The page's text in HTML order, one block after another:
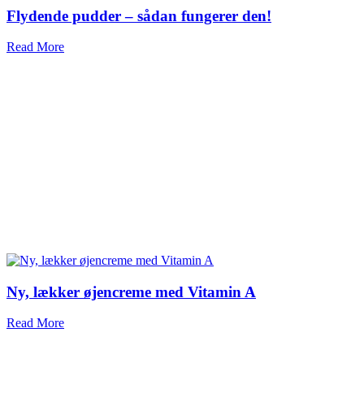
Flydende pudder – sådan fungerer den!
Read More
Ny, lækker øjencreme med Vitamin A
Read More